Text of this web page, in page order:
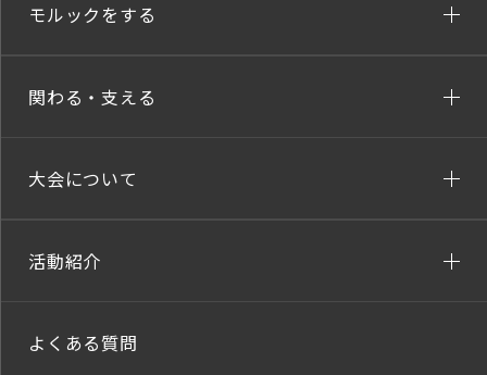
モルックをする
関わる・支える
大会について
活動紹介
よくある質問